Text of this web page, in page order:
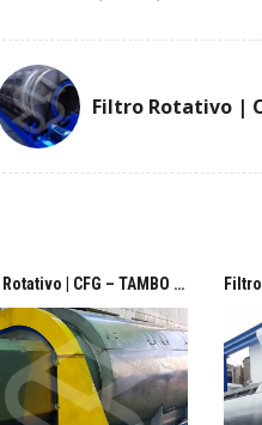
Filtro Rotativo | CFG – TAMBO DE MORA / Malla 0.5 mm